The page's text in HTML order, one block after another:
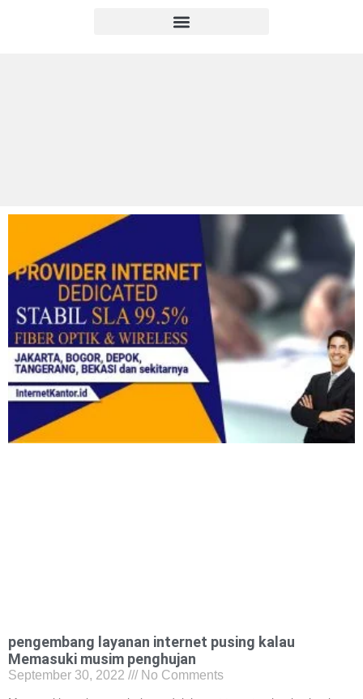
pengembang layanan internet pusing kalau
Memasuki musim penghujan
September 30, 2022 No Comments